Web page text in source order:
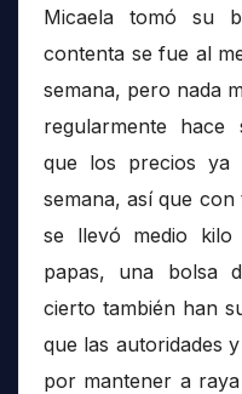
Micaela tomó su
contenta se fue al
semana, pero nada
regularmente
que los precios
semana, así que
se llevó medio kilo
papas, una bolsa
cierto también han
que las autoridades
por mantener a